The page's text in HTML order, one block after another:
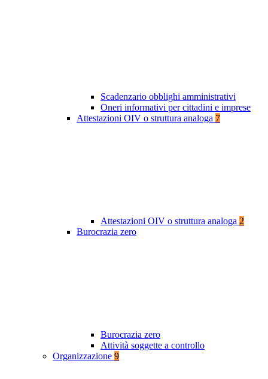
Scadenzario obblighi amministrativi
Oneri informativi per cittadini e imprese
Attestazioni OIV o struttura analoga 7
Attestazioni OIV o struttura analoga 2
Burocrazia zero
Burocrazia zero
Attività soggette a controllo
Organizzazione 9